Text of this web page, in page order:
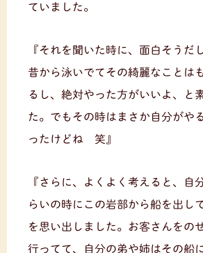
ていました。
『それを聞いた時に、面白そうだ
昔から泳いでてその綺麗なことは
るし、絶対やった方がいいよ、と
た。でもその時はまさか自分がや
ったけどね 笑』
『さらに、よくよく考えると、自
らいの時にこの岩部から船を出し
を思い出しました。お客さんをの
行ってて、自分の弟や姉はその船